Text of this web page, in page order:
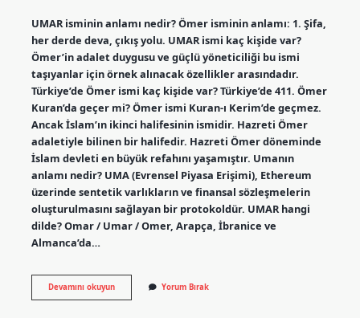
UMAR isminin anlamı nedir? Ömer isminin anlamı: 1. Şifa,
her derde deva, çıkış yolu. UMAR ismi kaç kişide var?
Ömer’in adalet duygusu ve güçlü yöneticiliği bu ismi
taşıyanlar için örnek alınacak özellikler arasındadır.
Türkiye’de Ömer ismi kaç kişide var? Türkiye’de 411. Ömer
Kuran’da geçer mi? Ömer ismi Kuran-ı Kerim’de geçmez.
Ancak İslam’ın ikinci halifesinin ismidir. Hazreti Ömer
adaletiyle bilinen bir halifedir. Hazreti Ömer döneminde
İslam devleti en büyük refahını yaşamıştır. Umanın
anlamı nedir? UMA (Evrensel Piyasa Erişimi), Ethereum
üzerinde sentetik varlıkların ve finansal sözleşmelerin
oluşturulmasını sağlayan bir protokoldür. UMAR hangi
dilde? Omar / Umar / Omer, Arapça, İbranice ve
Almanca’da…
Devamını okuyunUmar
Ismi
Yorum Bırak